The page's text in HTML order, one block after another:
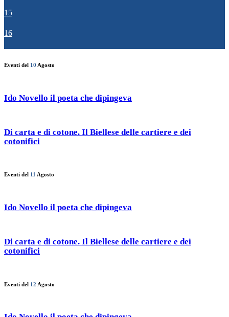
15
16
Eventi del 10 Agosto
Ido Novello il poeta che dipingeva
Di carta e di cotone. Il Biellese delle cartiere e dei
cotonifici
Eventi del 11 Agosto
Ido Novello il poeta che dipingeva
Di carta e di cotone. Il Biellese delle cartiere e dei
cotonifici
Eventi del 12 Agosto